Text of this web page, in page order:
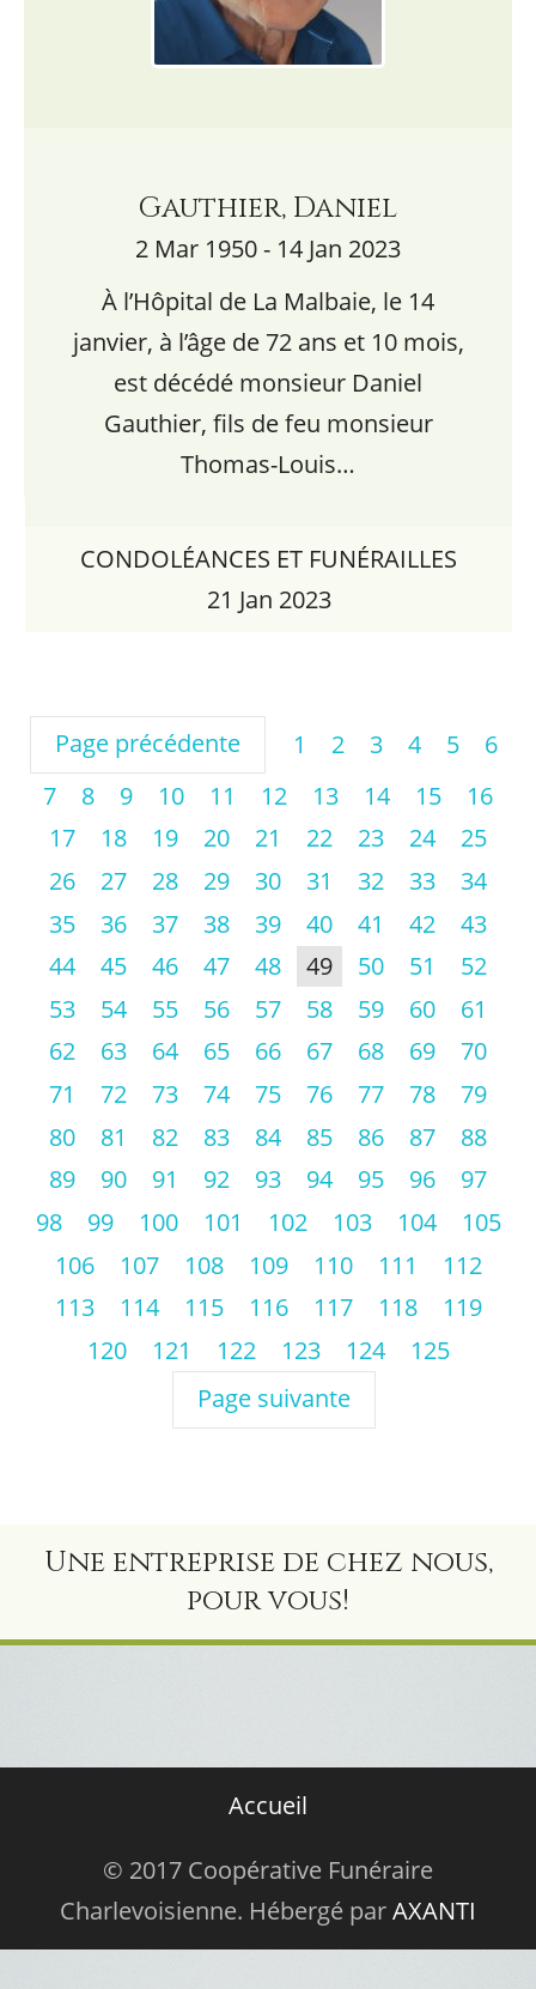
Gauthier, Daniel
2 Mar 1950 - 14 Jan 2023
À l’Hôpital de La Malbaie, le 14
janvier, à l’âge de 72 ans et 10 mois,
est décédé monsieur Daniel
Gauthier, fils de feu monsieur
Thomas-Louis…
CONDOLÉANCES ET FUNÉRAILLES
21 Jan 2023
Page précédente 1 2 3 4 5
6
7
8 9 10 11 12 13 14 15
16
17
18 19 20 21 22 23 24
25
26
27 28 29 30 31 32 33
34
35
36 37 38 39 40 41 42
43
44
45 46 47 48 49 50 51
52
53
54 55 56 57 58 59 60
61
62
63 64 65 66 67 68 69
70
71
72 73 74 75 76 77 78
79
80
81 82 83 84 85 86 87
88
89
90 91 92 93 94 95 96
97
98
99 100 101 102 103 104
105
106
107 108 109 110 111
112
113
114 115 116 117 118
119
120
121 122 123 124
125
Page suivante
Une entreprise de chez nous,
pour vous!
Accueil
© 2017 Coopérative Funéraire
Charlevoisienne. Hébergé parAXANTI